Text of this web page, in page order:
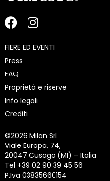
FIERE ED EVENTI
Press
FAQ
Proprietà e riserve
Info legali
Crediti
©2026 Milan Srl
Viale Europa, 74,
20047 Cusago (MI) – Italia
Tel +39 02 90 39 45 56
P.Iva 03835660154